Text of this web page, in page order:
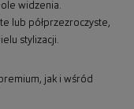
widzenia.
lub półprzezroczyste,
stylizacji.
jak i wśród